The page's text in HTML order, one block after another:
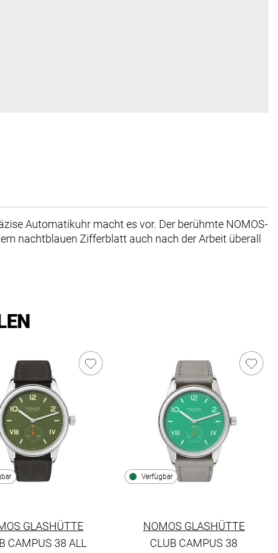
Automatikuhr macht es vor. Der berühmte NOMOS-
nachtblauen Zifferblatt auch nach der Arbeit überall
GLASHÜTTE
CAMPUS 38 ALL
Verfügbar
NOMOS GLASHÜTTE
CLUB CAMPUS 38